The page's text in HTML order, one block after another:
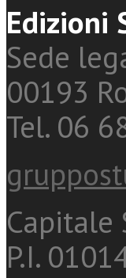
Edizioni
Sede
00193
Tel. 06
Capitale
P.I.